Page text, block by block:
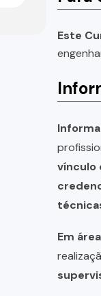
Este
vínculo
Em